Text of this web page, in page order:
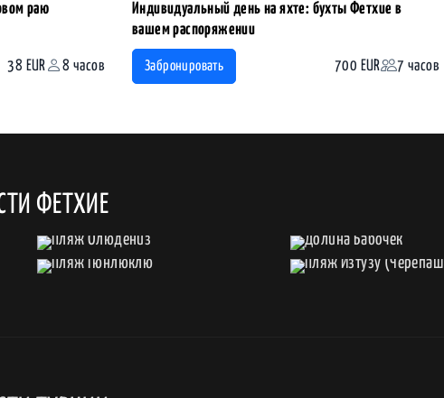
раю
38 EUR 8 часов
Индивидуальный день на яхте: бухты Фетхие в
вашем распоряжении
Забронировать 700 EUR 7 часов
ФЕТХИЕ